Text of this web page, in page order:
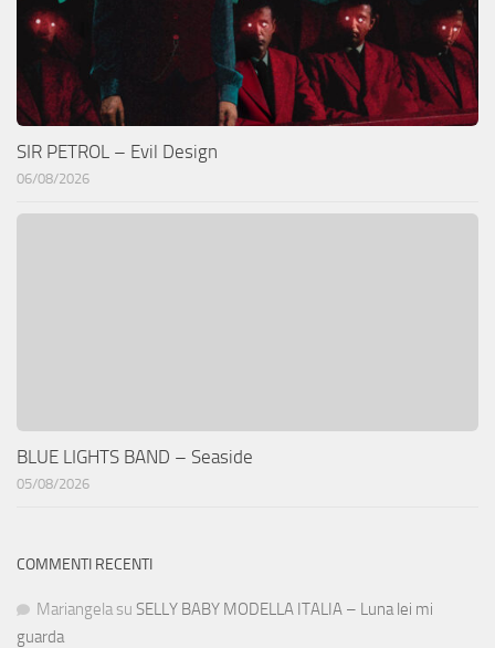
SIR PETROL – Evil Design
06/08/2026
BLUE LIGHTS BAND – Seaside
05/08/2026
COMMENTI RECENTI
Mariangela su SELLY BABY MODELLA ITALIA – Luna lei mi
guarda